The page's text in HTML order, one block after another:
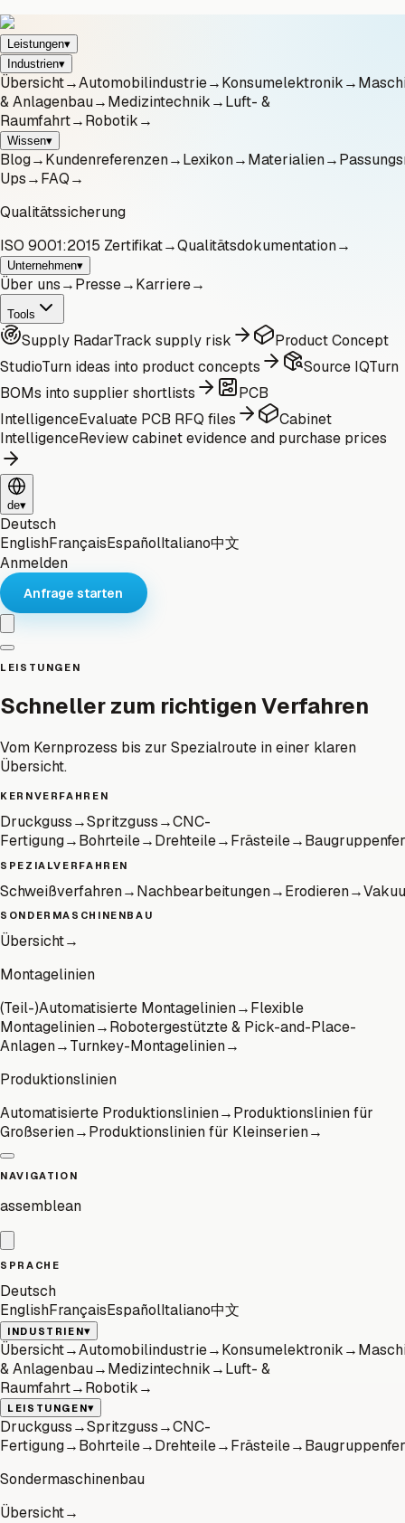
Leistungen▾
Industrien▾
Übersicht→Automobilindustrie→Konsumelektronik→
& Anlagenbau→Medizintechnik→Luft- &
Raumfahrt→Robotik→
Wissen▾
Blog→Kundenreferenzen→Lexikon→Materialien→
Ups→FAQ→
Qualitätssicherung
ISO 9001:2015 Zertifikat→Qualitätsdokumentation→
Unternehmen▾
Über uns→Presse→Karriere→
Tools
Supply RadarTrack supply risk
Product Concept
StudioTurn ideas into product concepts Source IQTurn
BOMs into supplier shortlists
PCB
IntelligenceEvaluate PCB RFQ files
Cabinet
IntelligenceReview cabinet evidence and purchase prices
de▾
Deutsch
EnglishFrançaisEspañolItaliano中文
Anmelden
Anfrage starten
LEISTUNGEN
Schneller zum richtigen Verfahren
Vom Kernprozess bis zur Spezialroute in einer klaren
Übersicht.
KERNVERFAHREN
Druckguss→Spritzguss→CNC-
Fertigung→Bohrteile→Drehteile→Frästeile→
SPEZIALVERFAHREN
Schweißverfahren→Nachbearbeitungen→Erodieren→
SONDERMASCHINENBAU
Übersicht→
Montagelinien
(Teil-)Automatisierte Montagelinien→Flexible
Montagelinien→Robotergestützte & Pick-and-Place-
Anlagen→Turnkey-Montagelinien→
Produktionslinien
Automatisierte Produktionslinien→Produktionslinien für
Großserien→Produktionslinien für Kleinserien→
NAVIGATION
assemblean
SPRACHE
Deutsch
EnglishFrançaisEspañolItaliano中文
INDUSTRIEN▾
Übersicht→Automobilindustrie→Konsumelektronik→
& Anlagenbau→Medizintechnik→Luft- &
Raumfahrt→Robotik→
LEISTUNGEN▾
Druckguss→Spritzguss→CNC-
Fertigung→Bohrteile→Drehteile→Frästeile→
Sondermaschinenbau
Übersicht→